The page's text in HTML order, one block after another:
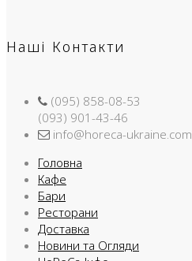
Наші Контакти
(095) 858-08-53
(093) 901-43-46
info@horeca-ukraine.com
Головна
Кафе
Бари
Ресторани
Доставка
Новини та Огляди